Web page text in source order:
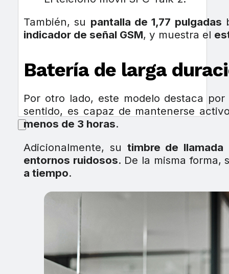
También, su pantalla de 1,77 pulgadas
indicador de señal GSM, y muestra el
Batería de larga
Por otro lado, este modelo destaca
sentido, es capaz de mantenerse
menos de 3 horas.
Adicionalmente, su timbre de llamada
entornos ruidosos. De la misma forma,
a tiempo.